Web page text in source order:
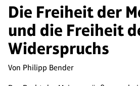
Die Freiheit der
und die Freiheit
Widerspruchs
Von Philipp Bender